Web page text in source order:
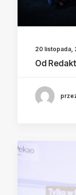
20 listopada,
Od